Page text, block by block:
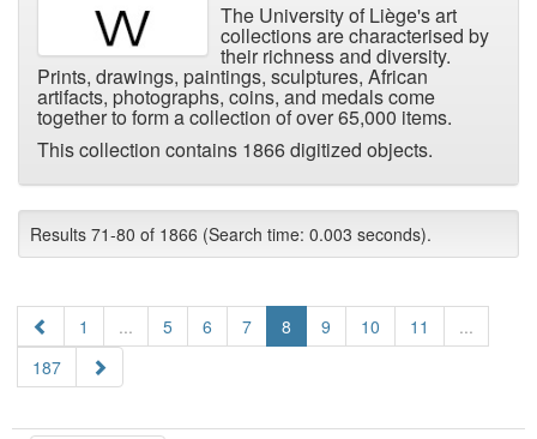
The University of Liège's art
collections are characterised by
their richness and diversity.
Prints, drawings, paintings, sculptures, African
artifacts, photographs, coins, and medals come
together to form a collection of over 65,000 items.
This collection contains 1866 digitized objects.
Results 71-80 of 1866 (Search time: 0.003 seconds).
1 ... 5 6 7 8 9 10 11
...
187